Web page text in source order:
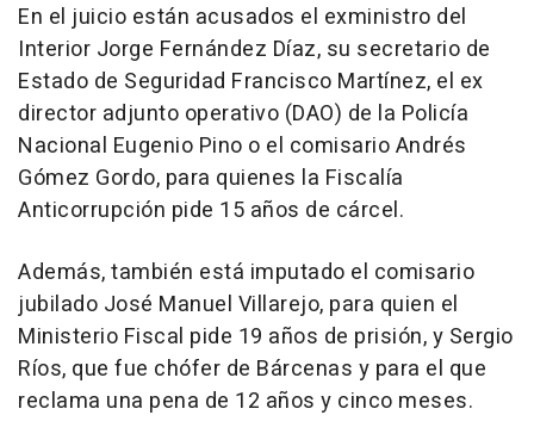
En el juicio están acusados el exministro del
Interior Jorge Fernández Díaz, su secretario de
Estado de Seguridad Francisco Martínez, el ex
director adjunto operativo (DAO) de la Policía
Nacional Eugenio Pino o el comisario Andrés
Gómez Gordo, para quienes la Fiscalía
Anticorrupción pide 15 años de cárcel.
Además, también está imputado el comisario
jubilado José Manuel Villarejo, para quien el
Ministerio Fiscal pide 19 años de prisión, y Sergio
Ríos, que fue chófer de Bárcenas y para el que
reclama una pena de 12 años y cinco meses.